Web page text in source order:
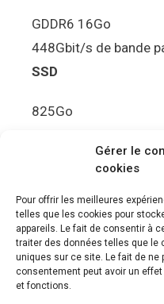
Gérer le
cookies
Pour offrir les meilleures
telles que les cookies pour
appareils. Le fait de consentir à
traiter des données telles que le
uniques sur ce site. Le fait de ne
consentement peut avoir un
et fonctions.
GDDR6 16Go
448Gbit/s de bande
SSD
825Go
5.5Gbit/s de bande
Disque de jeu PS5
Ultra HD Blu-ray™,
Sortie vidéo
Compatibilité avec les
8K, VRR (spécification